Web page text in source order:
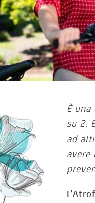
È
su 2.
ad
avere